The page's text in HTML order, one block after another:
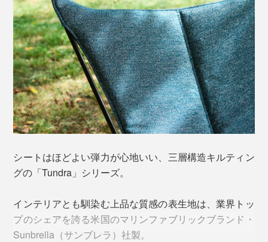
※こちらの写真のシート生地はサンプルのため、質感や色味が異なります。
安定感のあるハンモックのような、なんとも心地いいフ
ィット感。体を深く預けられるシートが、身も心もふん
わり包み込む絶妙な座り心地です。
シートはほどよい弾力が心地いい、三層構造キルティン
グの「Tundra」シリーズ。
インテリアとも馴染む上品な質感の表生地は、業界トッ
プのシェアを誇る米国のマリンファブリックブランド・
Sunbrella（サンブレラ）社製。